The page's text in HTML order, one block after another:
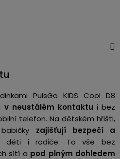
PulsGo KIDS Cool D8
v neustálém kontaktu i bez
telefon. Na dětském hřišti,
zajišťují bezpečí a
děti i rodiče. To vše bez
sítí a pod plným dohledem